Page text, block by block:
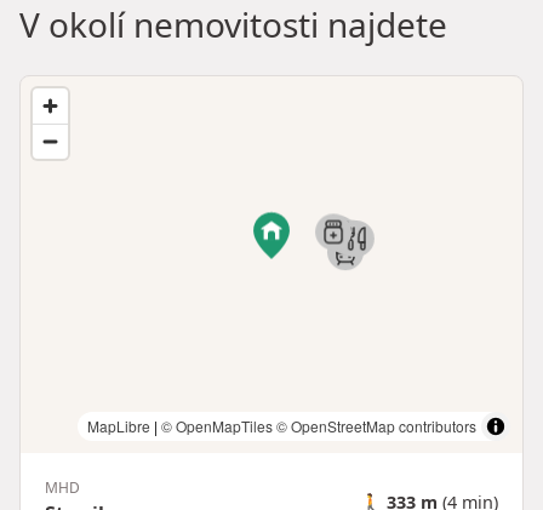
V okolí nemovitosti najdete
MapLibre | © OpenMapTiles© OpenStreetMap contributors
MHD
🚶 333 m (4 min)